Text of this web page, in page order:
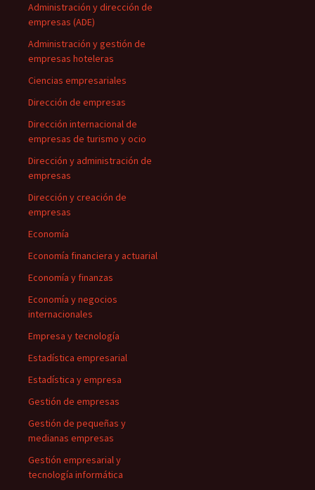
Administración y dirección de
empresas (ADE)
Administración y gestión de
empresas hoteleras
Ciencias empresariales
Dirección de empresas
Dirección internacional de
empresas de turismo y ocio
Dirección y administración de
empresas
Dirección y creación de
empresas
Economía
Economía financiera y actuarial
Economía y finanzas
Economía y negocios
internacionales
Empresa y tecnología
Estadística empresarial
Estadística y empresa
Gestión de empresas
Gestión de pequeñas y
medianas empresas
Gestión empresarial y
tecnología informática